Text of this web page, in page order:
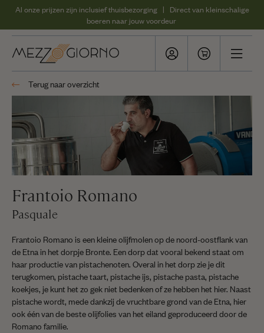
Al onze prijzen zijn inclusief thuisbezorging | Direct van kleinschalige
boeren naar jouw voordeur
Terug naar overzicht
Frantoio Romano
Pasquale
Frantoio Romano is een kleine olijfmolen op de noord-oostflank van
de Etna in het dorpje Bronte. Een dorp dat vooral bekend staat om
haar productie van pistachenoten. Overal in het dorp zie je dit
terugkomen, pistache taart, pistache ijs, pistache pasta, pistache
koekjes, je kunt het zo gek niet bedenken of ze hebben het hier. Naast
pistache wordt, mede dankzij de vruchtbare grond van de Etna, hier
ook één van de beste olijfolies van het eiland geproduceerd door de
Romano familie.